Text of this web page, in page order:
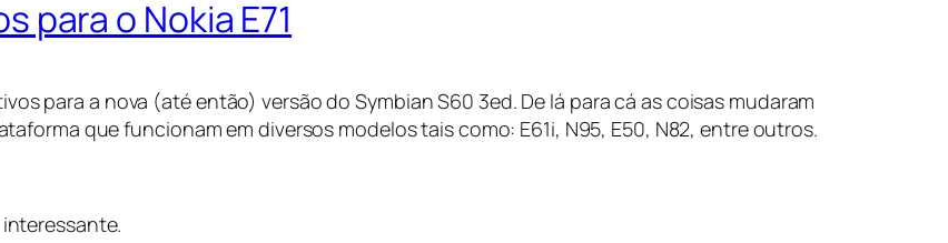
para o Nokia E71
para a nova (até então) versão do Symbian S60 3ed. De lá para cá as coisas mudaram
que funcionam em diversos modelos tais como: E61i, N95, E50, N82, entre outros.